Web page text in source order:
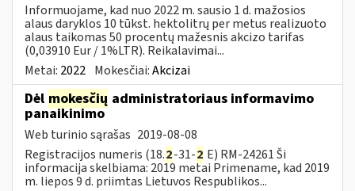
Informuojame, kad nuo 2022 m. sausio 1 d. mažosios
alaus daryklos 10 tūkst. hektolitrų per metus realizuoto
alaus taikomas 50 procentų mažesnis akcizo tarifas
(0,03910 Eur / 1%LTR). Reikalavimai...
Metai: 2022 Mokesčiai:Akcizai
Dėl mokesčių administratoriaus informavimo
panaikinimo
Web turinio sąrašas 2019-08-08
Registracijos numeris (18.2-31-2 E) RM-24261 Ši
informacija skelbiama: 2019 metai Primename, kad 2019
m. liepos 9 d. priimtas Lietuvos Respublikos...